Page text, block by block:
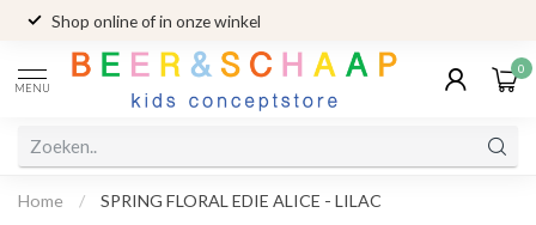
Shop online of in onze winkel
MENU
0
Home / SPRING FLORAL EDIE ALICE - LILAC